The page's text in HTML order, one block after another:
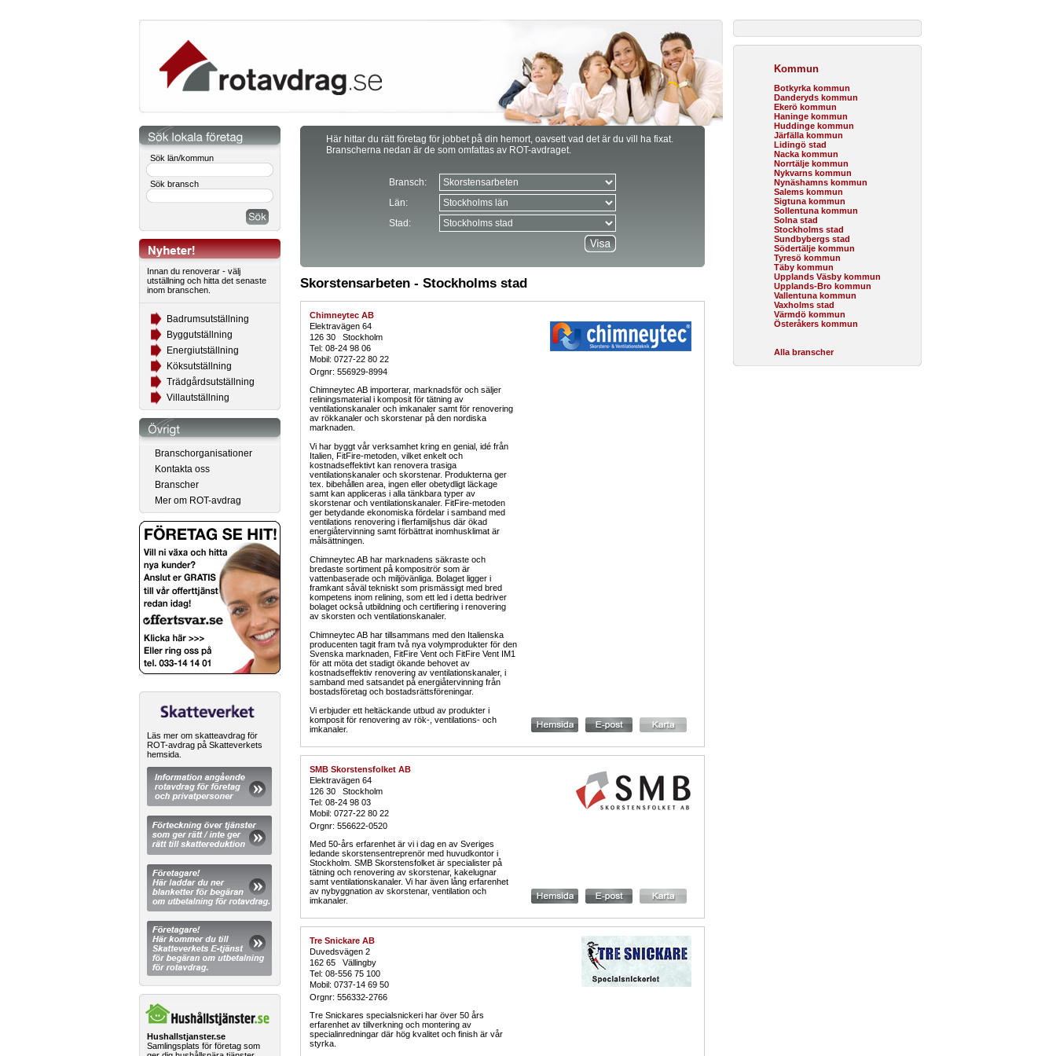
Kommun
Botkyrka kommun
Danderyds kommun
Ekerö kommun
Haninge kommun
Huddinge kommun
Järfälla kommun
Lidingö stad
Nacka kommun
Norrtälje kommun
Nykvarns kommun
Nynäshamns kommun
Salems kommun
Sigtuna kommun
Sollentuna kommun
Solna stad
Stockholms stad
Sundbybergs stad
Södertälje kommun
Tyresö kommun
Täby kommun
Upplands Väsby kommun
Upplands-Bro kommun
Vallentuna kommun
Vaxholms stad
Värmdö kommun
Österåkers kommun
Alla branscher
Sök län/kommun
Sök bransch
Innan du renoverar - välj
utställning och hitta det senaste
inom branschen.
Badrumsutställning
Byggutställning
Energiutställning
Köksutställning
Trädgårdsutställning
Villautställning
Branschorganisationer
Kontakta oss
Branscher
Mer om ROT-avdrag
Läs mer om skatteavdrag för
ROT-avdrag på Skatteverkets
hemsida.
Hushallstjanster.se
Samlingsplats för företag som
Här hittar du rätt företag för jobbet på din hemort, oavsett vad det är du vill ha fixat.
Branscherna nedan är de som omfattas av ROT-avdraget.
Bransch:
Län:
Stad:
Skorstensarbeten - Stockholms stad
Chimneytec AB
Elektravägen 64
126 30 Stockholm
Tel: 08-24 98 06
Mobil: 0727-22 80 22
Orgnr: 556929-8994
Chimneytec AB importerar, marknadsför och säljer
reliningsmaterial i komposit för tätning av
ventilationskanaler och imkanaler samt för renovering
av rökkanaler och skorstenar på den nordiska
marknaden.
Vi har byggt vår verksamhet kring en genial, idé från
Italien, FitFire-metoden, vilket enkelt och
kostnadseffektivt kan renovera trasiga
ventilationskanaler och skorstenar. Produkterna ger
tex. bibehållen area, ingen eller obetydligt läckage
samt kan appliceras i alla tänkbara typer av
skorstenar och ventilationskanaler. FitFire-metoden
ger betydande ekonomiska fördelar i samband med
ventilations renovering i flerfamiljshus där ökad
energiåtervinning samt förbättrat inomhusklimat är
målsättningen.
Chimneytec AB har marknadens säkraste och
bredaste sortiment på kompositrör som är
vattenbaserade och miljövänliga. Bolaget ligger i
framkant såväl tekniskt som prismässigt med bred
kompetens inom relining, som ett led i detta bedriver
bolaget också utbildning och certifiering i renovering
av skorsten och ventilationskanaler.
Chimneytec AB har tillsammans med den Italienska
producenten tagit fram två nya volymprodukter för den
Svenska marknaden, FitFire Vent och FitFire Vent IM1
för att möta det stadigt ökande behovet av
kostnadseffektiv renovering av ventilationskanaler, i
samband med satsandet på energiåtervinning från
bostadsföretag och bostadsrättsföreningar.
Vi erbjuder ett heltäckande utbud av produkter i
komposit för renovering av rök-, ventilations- och
imkanaler.
SMB Skorstensfolket AB
Elektravägen 64
126 30 Stockholm
Tel: 08-24 98 03
Mobil: 0727-22 80 22
Orgnr: 556622-0520
Med 50-års erfarenhet är vi i dag en av Sveriges
ledande skorstensentreprenör med huvudkontor i
Stockholm. SMB Skorstensfolket är specialister på
tätning och renovering av skorstenar, kakelugnar
samt ventilationskanaler. Vi har även lång erfarenhet
av nybyggnation av skorstenar, ventilation och
imkanaler.
Tre Snickare AB
Duvedsvägen 2
162 65 Vällingby
Tel: 08-556 75 100
Mobil: 0737-14 69 50
Orgnr: 556332-2766
Tre Snickares specialsnickeri har över 50 års
erfarenhet av tillverkning och montering av
specialinredningar där hög kvalitet och finish är vår
styrka.